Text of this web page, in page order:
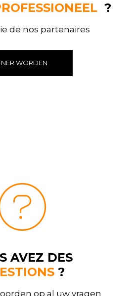
?
de nos partenaires
WORDEN
AVEZ DES
?
op al uw vragen